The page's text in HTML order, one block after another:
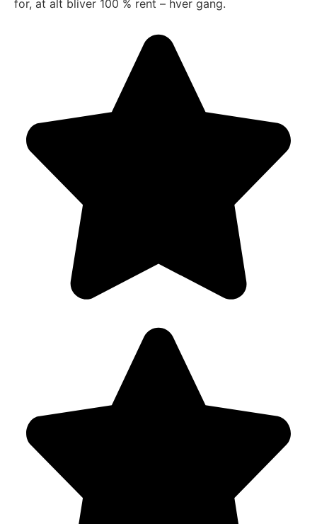
for, at alt bliver 100 % rent – hver gang.